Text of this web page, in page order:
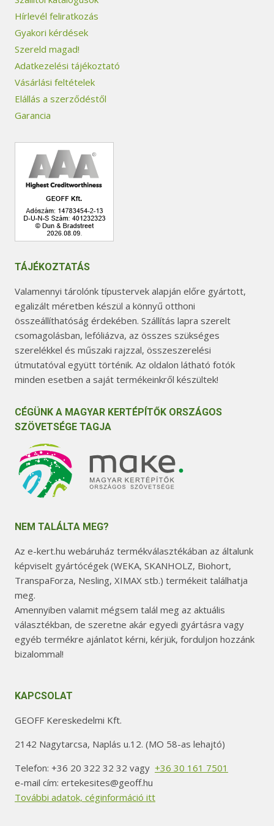
Hírlevél feliratkozás
Gyakori kérdések
Szereld magad!
Adatkezelési tájékoztató
Vásárlási feltételek
Elállás a szerződéstől
Garancia
TÁJÉKOZTATÁS
Valamennyi tárolónk típustervek alapján előre gyártott,
egalizált méretben készül a könnyű otthoni
összeállíthatóság érdekében. Szállítás lapra szerelt
csomagolásban, lefóliázva, az összes szükséges
szerelékkel és műszaki rajzzal, összeszerelési
útmutatóval együtt történik. Az oldalon látható fotók
minden esetben a saját termékeinkről készültek!
CÉGÜNK A MAGYAR KERTÉPÍTŐK ORSZÁGOS
SZÖVETSÉGE TAGJA
NEM TALÁLTA MEG?
Az e-kert.hu webáruház termékválasztékában az általunk
képviselt gyártócégek (WEKA, SKANHOLZ, Biohort,
TranspaForza, Nesling, XIMAX stb.) termékeit találhatja
meg.
Amennyiben valamit mégsem talál meg az aktuális
választékban, de szeretne akár egyedi gyártásra vagy
egyéb termékre ajánlatot kérni, kérjük, forduljon hozzánk
bizalommal!
KAPCSOLAT
GEOFF Kereskedelmi Kft.
2142 Nagytarcsa, Naplás u.12. (MO 58-as lehajtó)
Telefon: +36 20 322 32 32 vagy +36 30 161 7501
e-mail cím: ertekesites@geoff.hu
További adatok, céginformáció itt